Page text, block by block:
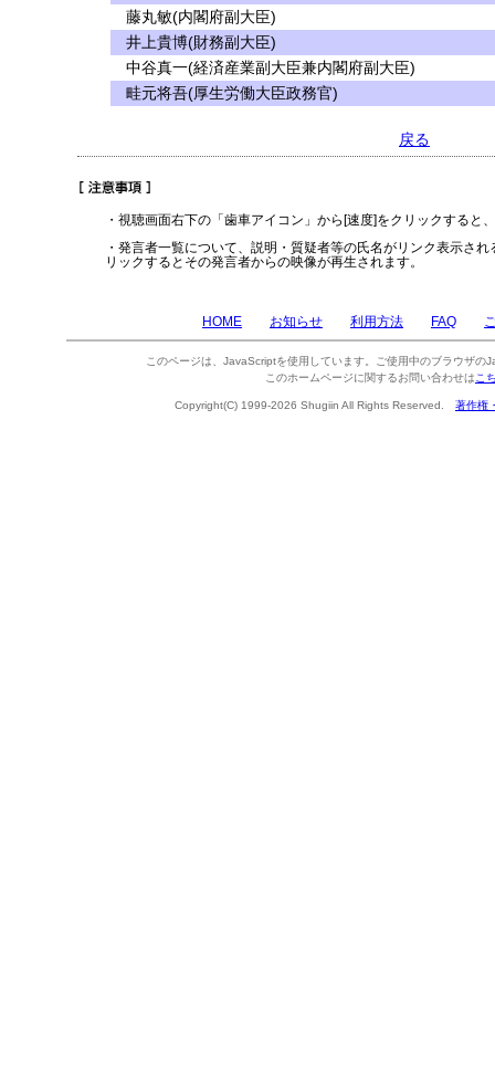
藤丸敏(内閣府副大臣)
井上貴博(財務副大臣)
中谷真一(経済産業副大臣兼内閣府副大臣)
畦元将吾(厚生労働大臣政務官)
戻る
・視聴画面右下の「歯車アイコン」から[速度]をクリックすると
・発言者一覧について、説明・質疑者等の氏名がリンク表示さ
リックするとその発言者からの映像が再生されます。
HOME お知らせ 利用方法 FAQ
このページは、JavaScriptを使用しています。ご使用中のブラウザの
このホームページに関するお問い合わせは こ
Copyright(C) 1999-2026 Shugiin All Rights Reserved. 著作権